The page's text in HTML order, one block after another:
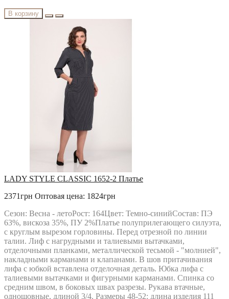
В корзину
LADY STYLE CLASSIC 1652-2 Платье
2371грн Оптовая цена: 1824грн
Сезон: Весна - летоРост: 164Цвет: Темно-синийСостав: ПЭ
63%, вискоза 35%, ПУ 2%Платье полуприлегающего силуэта,
с круглым вырезом горловины. Перед отрезной по линии
талии. Лиф с нагрудными и талиевыми вытачками,
отделочными планками, металлической тесьмой - "молнией",
накладными карманами и клапанами. В шов притачивания
лифа с юбкой вставлена отделочная деталь. Юбка лифа с
талиевыми вытачками и фигурными карманами. Спинка со
средним швом, в боковых швах разрезы. Рукава втачные,
одношовные, длиной 3/4. Размеры 48-52: длина изделия 111